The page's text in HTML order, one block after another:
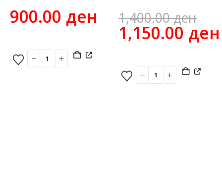
900.00 ден 1,400.00ден
1,150.00 ден
Current
price
is: